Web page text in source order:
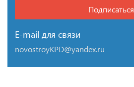
Подписаться
E-mail для связи
novostroyKPD@yandex.ru